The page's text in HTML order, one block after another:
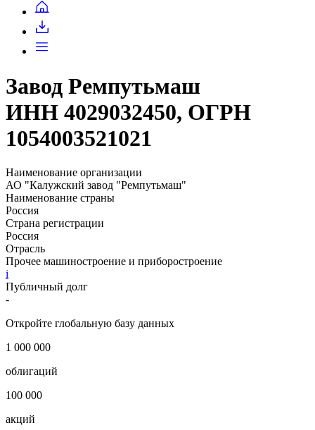
Завод Ремпутьмаш
ИНН 4029032450, ОГРН
1054003521021
Наименование организации
АО "Калужский завод "Ремпутьмаш"
Наименование страны
Россия
Страна регистрации
Россия
Отрасль
Прочее машиностроение и приборостроение
i
Публичный долг
-
Откройте глобальную базу данных
1 000 000
облигаций
100 000
акций